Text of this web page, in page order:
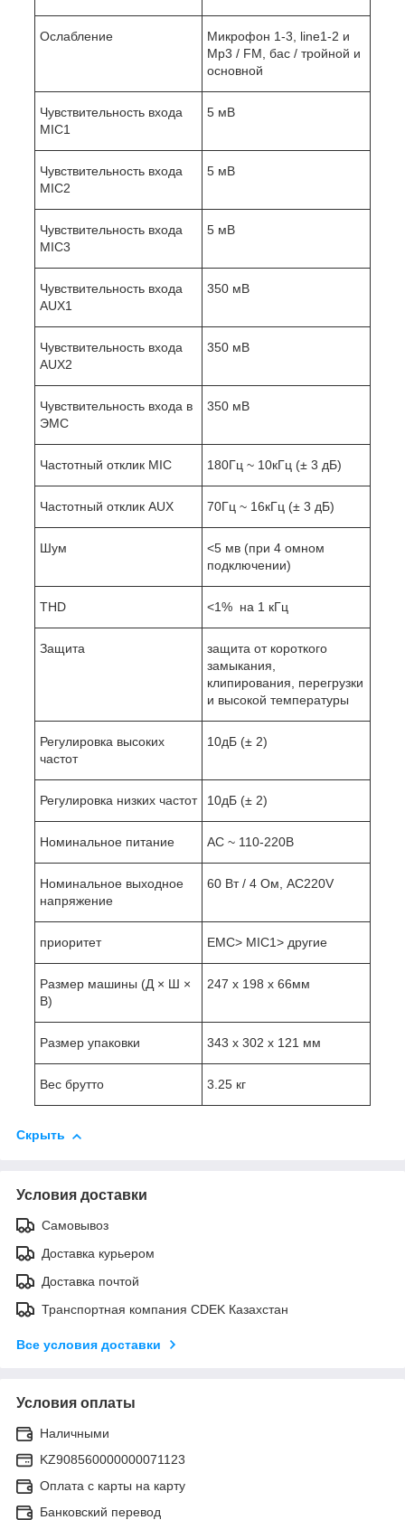
Ослабление
Микрофон 1-3, line1-2 и
Mp3 / FM, бас / тройной и
основной
Чувствительность входа
MIC1
5 мВ
Чувствительность входа
MIC2
5 мВ
Чувствительность входа
MIC3
5 мВ
Чувствительность входа
AUX1
350 мВ
Чувствительность входа
AUX2
350 мВ
Чувствительность входа в
ЭМС
350 мВ
Частотный отклик MIC 180Гц ~ 10кГц (± 3 дБ)
Частотный отклик AUX 70Гц ~ 16кГц (± 3 дБ)
Шум
<5 мв (при 4 омном
подключении)
THD <1% на 1 кГц
Защита
защита от короткого
замыкания,
клипирования, перегрузки
и высокой температуры
Регулировка высоких
частот
10дБ (± 2)
Регулировка низких частот 10дБ (± 2)
Номинальное питание AC ~ 110-220В
Номинальное выходное
напряжение
60 Вт / 4 Ом, AC220V
приоритет EMC> MIC1> другие
Размер машины (Д × Ш ×
В)
247 х 198 х 66мм
Размер упаковки 343 х 302 х 121 мм
Вес брутто 3.25 кг
Скрыть
Условия доставки
Самовывоз
Доставка курьером
Доставка почтой
Транспортная компания CDEK Казахстан
Все условия доставки
Условия оплаты
Наличными
KZ908560000000071123
Оплата с карты на карту
Банковский перевод